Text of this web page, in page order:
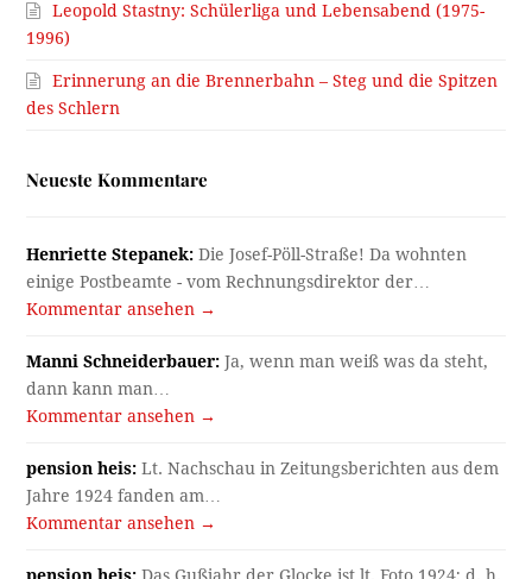
Leopold Stastny: Schülerliga und Lebensabend (1975-
1996)
Erinnerung an die Brennerbahn – Steg und die Spitzen
des Schlern
Neueste Kommentare
Henriette Stepanek: Die Josef-Pöll-Straße! Da wohnten
einige Postbeamte - vom Rechnungsdirektor der…
Kommentar ansehen →
Manni Schneiderbauer: Ja, wenn man weiß was da steht,
dann kann man…
Kommentar ansehen →
pension heis: Lt. Nachschau in Zeitungsberichten aus dem
Jahre 1924 fanden am…
Kommentar ansehen →